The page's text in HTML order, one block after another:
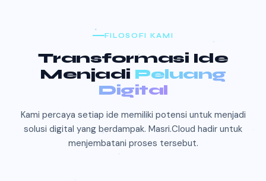
FILOSOFI KAMI
Transformasi Ide
Menjadi Peluang
Digital
Kami percaya setiap ide memiliki potensi untuk menjadi
solusi digital yang berdampak. Masri.Cloud hadir untuk
menjembatani proses tersebut.